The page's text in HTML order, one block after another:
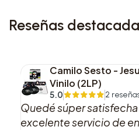
Reseñas
Camilo Sesto -
Vinilo (2LP)
5.0 2
Quedé súper
excelente servicio de